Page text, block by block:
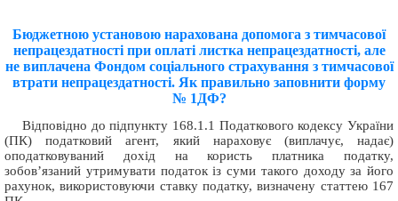
Бюджетною установою нарахована допомога з тимчасової
непрацездатності при оплаті листка непрацездатності, але
не виплачена Фондом соціального страхування з тимчасової
втрати непрацездатності. Як правильно заповнити форму
№ 1ДФ?
Відповідно до підпункту 168.1.1 Податкового кодексу України
(ПК) податковий агент, який нараховує (виплачує, надає)
оподатковуваний дохід на користь платника податку,
зобов’язаний утримувати податок із суми такого доходу за його
рахунок, використовуючи ставку податку, визначену статтею 167